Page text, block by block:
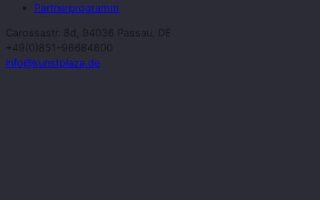
Partnerprogramm
Carossastr. 8d, 94036 Passau, DE
+49(0)851-96684600
info@kunstplaza.de